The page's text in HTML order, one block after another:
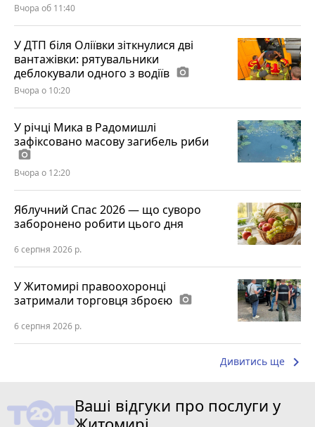
Вчора об 11:40
У ДТП біля Оліївки зіткнулися дві
вантажівки: рятувальники
деблокували одного з водіїв photo_camera
Вчора о 10:20
У річці Мика в Радомишлі
зафіксовано масову загибель риби
photo_camera
Вчора о 12:20
Яблучний Спас 2026 — що суворо
заборонено робити цього дня
6 серпня 2026 р.
У Житомирі правоохоронці
затримали торговця зброєю photo_camera
6 серпня 2026 р.
Дивитись ще keyboard_arrow_right
Ваші відгуки про послуги у